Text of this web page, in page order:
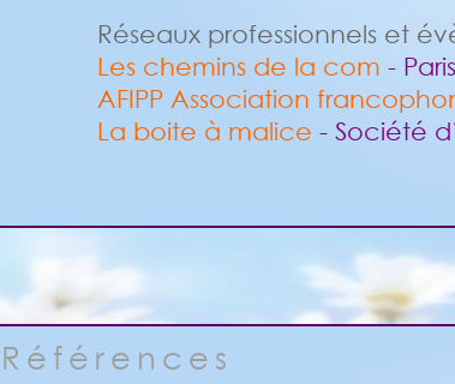
Réseaux professionnels et
Les chemins de la com - Paris
AFIPP Association
La boite à malice - Société
Références